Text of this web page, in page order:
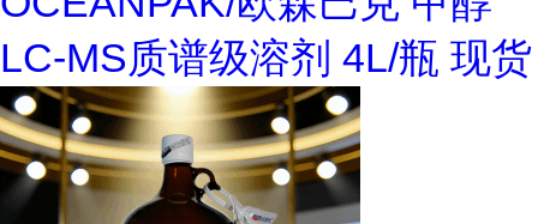
LC-MS质谱级溶剂 4L/瓶 现货